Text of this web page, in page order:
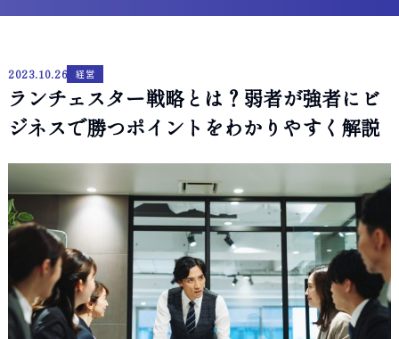
2023.10.26 経営
ランチェスター戦略とは？弱者が強者にビ
ジネスで勝つポイントをわかりやすく解説